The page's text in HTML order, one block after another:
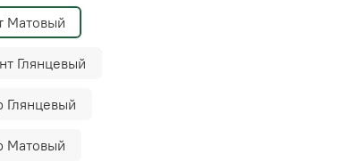
Матовый
Глянцевый
Матовый